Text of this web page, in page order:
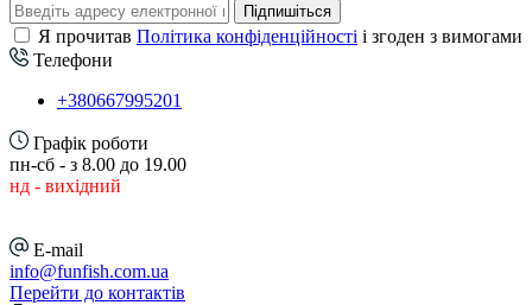
Підпишіться
Я прочитав Політика конфіденційності і згоден з вимогами
Телефони
+380667995201
Графік роботи
пн-сб - з 8.00 до 19.00
нд - вихідний
E-mail
info@funfish.com.ua
Перейти до контактів